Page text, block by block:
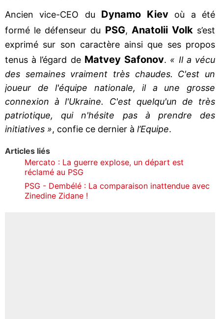
Ancien vice-CEO du Dynamo Kiev où a été
formé le défenseur du PSG, Anatolii Volk s’est
exprimé sur son caractère ainsi que ses propos
tenus à l’égard de Matvey Safonov. « Il a vécu
des semaines vraiment très chaudes. C'est un
joueur de l'équipe nationale, il a une grosse
connexion à l'Ukraine. C'est quelqu'un de très
patriotique, qui n'hésite pas à prendre des
initiatives », confie ce dernier à l’Equipe.
Articles liés
Mercato : La guerre explose, un départ est
réclamé au PSG
PSG - Dembélé : La comparaison inattendue avec
Zinedine Zidane !